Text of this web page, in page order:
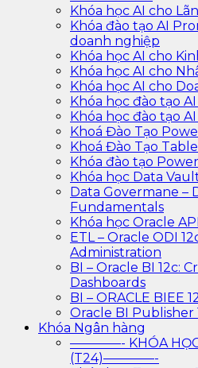
Khóa học AI cho
Khóa đào tạo AI
doanh nghiệp
Khóa học AI cho
Khóa học AI cho
Khóa học AI cho
Khóa học đào tạo
Khóa học đào tạo
Khoá Đào Tạo
Khoá Đào Tạo
Khóa đào tạo
Khóa học Data
Data Govermane –
Fundamentals
Khóa học Oracle
ETL – Oracle ODI
Administration
BI – Oracle BI 12c:
Dashboards
BI – ORACLE BIEE
Oracle BI Publisher
Khóa Ngân hàng
————- KHÓA HỌC
(T24)————-